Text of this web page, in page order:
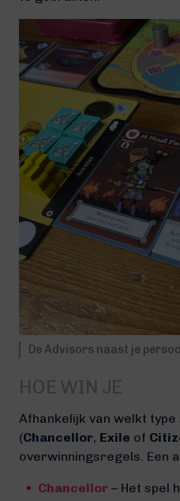
De Advisors naast je
HOE WIN JE
Afhankelijk van welkt
(Chancellor, Exile of
overwinningsregels. Een
Chancellor – Het spel